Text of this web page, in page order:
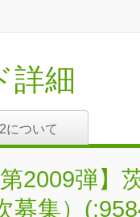
詳細
について
第2009弾
募集）